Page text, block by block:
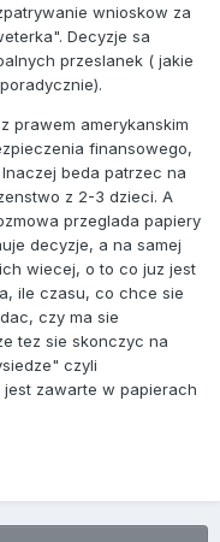
wnioskow za
Decyzje sa
przeslanek ( jakie
prawem amerykanskim
finansowego,
beda patrzec na
z 2-3 dzieci. A
przeglada papiery
decyzje, a na samej
wiecej, o to co juz jest
ile czasu, co chce sie
czy ma sie
tez sie skonczyc na
czyli
zawarte w papierach